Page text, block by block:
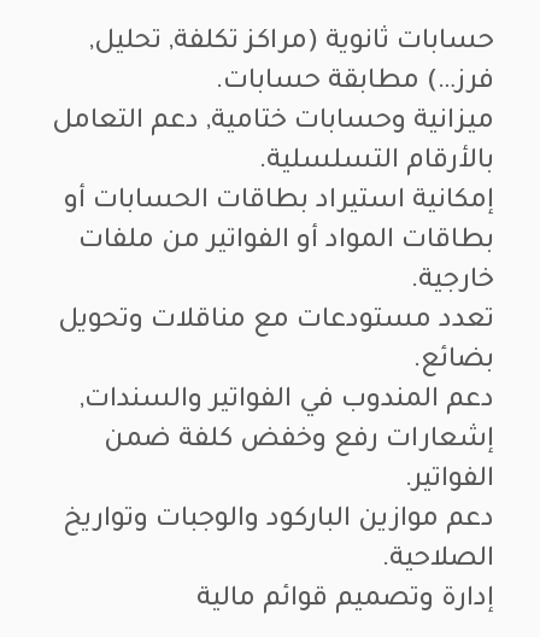
حسابات ثانوية (مراكز تكلفة, تحليل,
فرز…) مطابقة حسابات.
ميزانية وحسابات ختامية, دعم التعامل
بالأرقام التسلسلية.
إمكانية استيراد بطاقات الحسابات أو
بطاقات المواد أو الفواتير من ملفات
خارجية.
تعدد مستودعات مع مناقلات وتحويل
بضائع.
دعم المندوب في الفواتير والسندات,
إشعارات رفع وخفض كلفة ضمن
الفواتير.
دعم موازين الباركود والوجبات وتواريخ
الصلاحية.
إدارة وتصميم قوائم مالية